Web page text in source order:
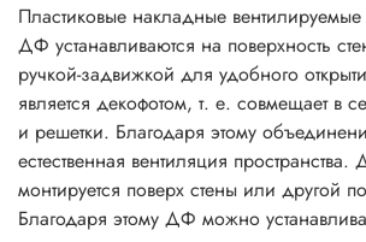
Пластиковые накладные
ДФ устанавливаются на поверхность
ручкой-задвижкой для удобного
является декофотом, т. е. совмещает в
и решетки. Благодаря этому
естественная вентиляция пространства.
монтируется поверх стены или другой
Благодаря этому ДФ можно